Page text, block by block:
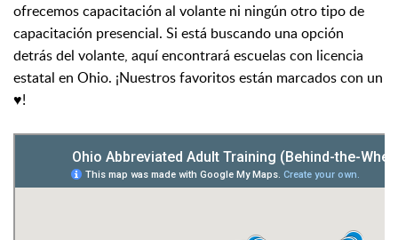
ofrecemos capacitación al volante ni ningún otro tipo de
capacitación presencial. Si está buscando una opción
detrás del volante, aquí encontrará escuelas con licencia
estatal en Ohio. ¡Nuestros favoritos están marcados con un
♥!